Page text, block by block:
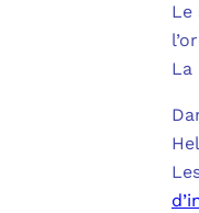
Le
La